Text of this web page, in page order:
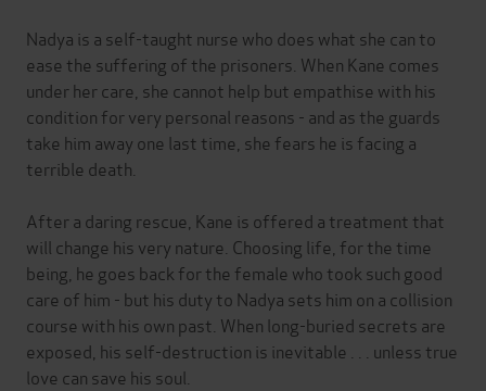
Nadya is a self-taught nurse who does what she can to
ease the suffering of the prisoners. When Kane comes
under her care, she cannot help but empathise with his
condition for very personal reasons - and as the guards
take him away one last time, she fears he is facing a
terrible death.
After a daring rescue, Kane is offered a treatment that
will change his very nature. Choosing life, for the time
being, he goes back for the female who took such good
care of him - but his duty to Nadya sets him on a collision
course with his own past. When long-buried secrets are
exposed, his self-destruction is inevitable . . . unless true
love can save his soul.